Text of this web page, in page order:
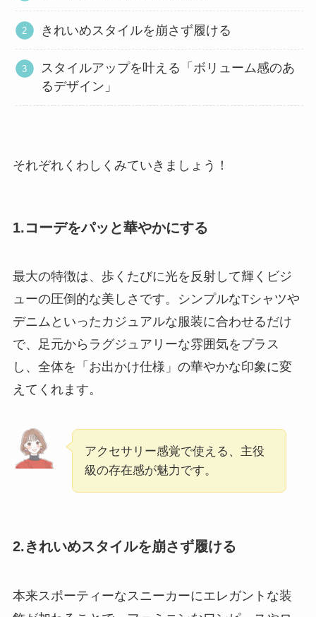
きれいめスタイルを崩さず履ける
スタイルアップを叶える「ボリューム感のあ
るデザイン」
それぞれくわしくみていきましょう！
1.コーデをパッと華やかにする
最大の特徴は、歩くたびに光を反射して輝くビジ
ューの圧倒的な美しさです。シンプルなTシャツや
デニムといったカジュアルな服装に合わせるだけ
で、足元からラグジュアリーな雰囲気をプラス
し、全体を「お出かけ仕様」の華やかな印象に変
えてくれます。
アクセサリー感覚で使える、主役
級の存在感が魅力です。
2.きれいめスタイルを崩さず履ける
本来スポーティーなスニーカーにエレガントな装